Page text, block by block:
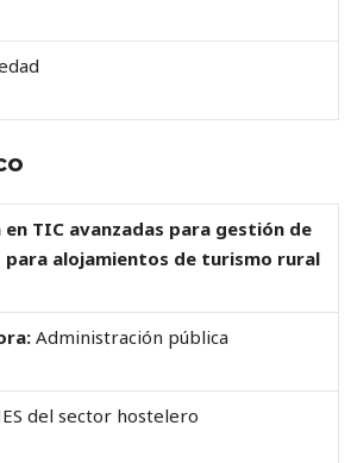
TIC avanzadas para gestión de
alojamientos de turismo rural
Administración pública
del sector hostelero